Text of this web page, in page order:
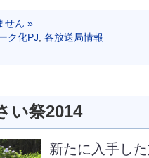
せん »
ク化PJ, 各放送局情報
い祭2014
新たに入手し